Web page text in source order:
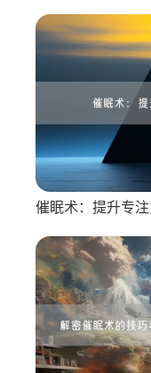
催眠术：提升专